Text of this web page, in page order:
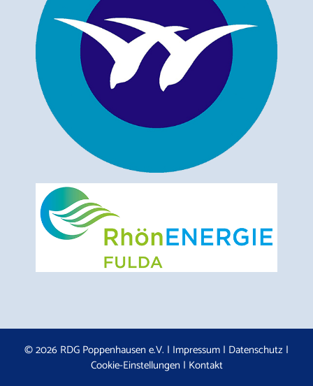
© 2026 RDG Poppenhausen e.V. | Impressum | Datenschutz |
Cookie-Einstellungen | Kontakt